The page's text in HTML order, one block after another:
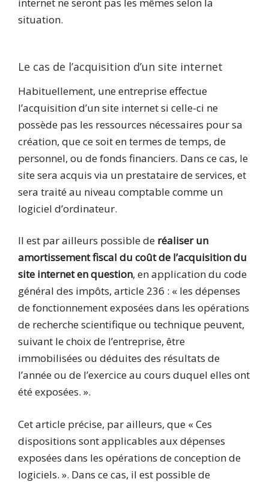
situation.
Le cas de l’acquisition d’un site internet
Habituellement, une entreprise effectue
l’acquisition d’un site internet si celle-ci ne
possède pas les ressources nécessaires pour sa
création, que ce soit en termes de temps, de
personnel, ou de fonds financiers. Dans ce cas, le
site sera acquis via un prestataire de services, et
sera traité au niveau comptable comme un
logiciel d’ordinateur.
Il est par ailleurs possible de réaliser un
amortissement fiscal du coût de l’acquisition du
site internet en question, en application du code
général des impôts, article 236 : « les dépenses
de fonctionnement exposées dans les opérations
de recherche scientifique ou technique peuvent,
suivant le choix de l’entreprise, être
immobilisées ou déduites des résultats de
l’année ou de l’exercice au cours duquel elles ont
été exposées. ».
Cet article précise, par ailleurs, que « Ces
dispositions sont applicables aux dépenses
exposées dans les opérations de conception de
logiciels. ». Dans ce cas, il est possible de